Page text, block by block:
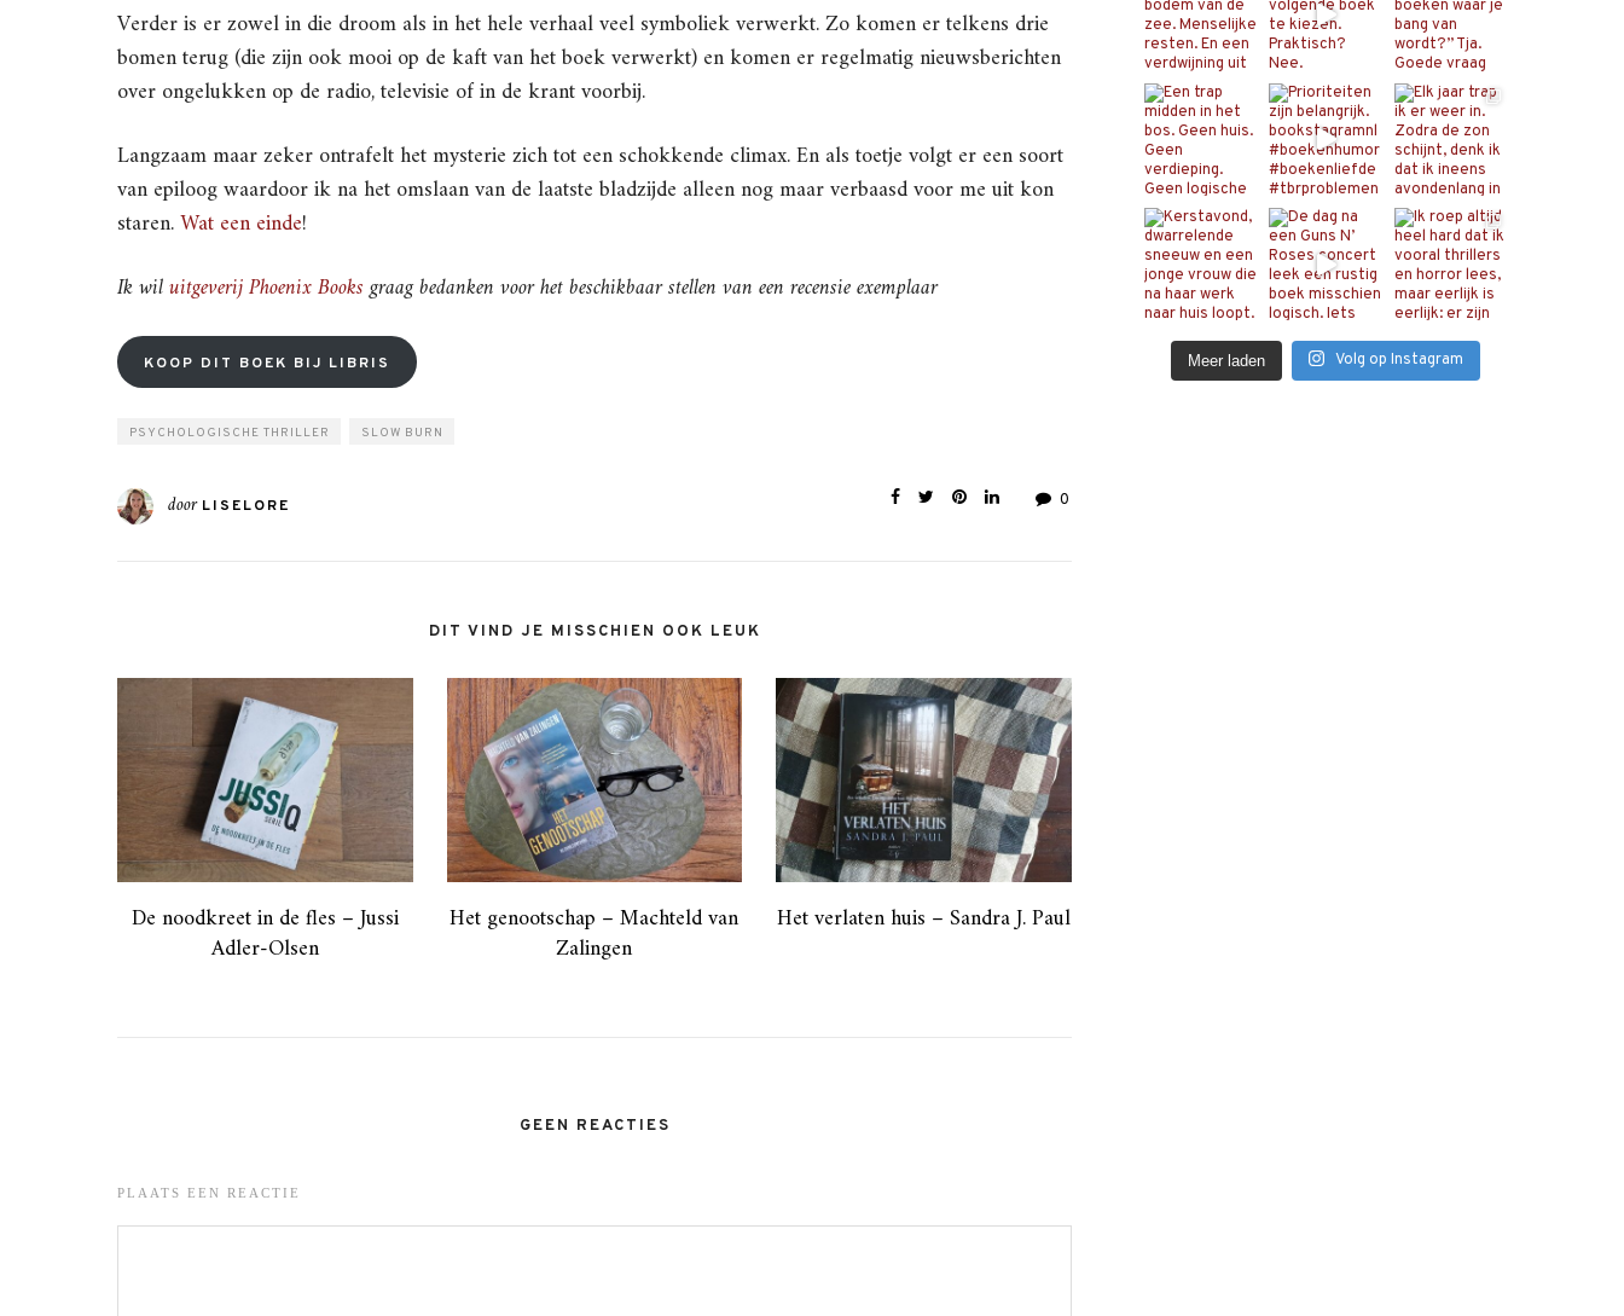
Verder is er zowel in die droom als in het hele verhaal veel symboliek verwerkt. Zo komen er telkens drie
bomen terug (die zijn ook mooi op de kaft van het boek verwerkt) en komen er regelmatig nieuwsberichten
over ongelukken op de radio, televisie of in de krant voorbij.
Langzaam maar zeker ontrafelt het mysterie zich tot een schokkende climax. En als toetje volgt er een soort
van epiloog waardoor ik na het omslaan van de laatste bladzijde alleen nog maar verbaasd voor me uit kon
staren.Wat een einde!
Ik wiluitgeverij Phoenix Booksgraag bedanken voor het beschikbaar stellen van een recensie exemplaar
KOOP DIT BOEK BIJ LIBRIS
PSYCHOLOGISCHE THRILLER SLOW BURN
door LISELORE 0
DIT VIND JE MISSCHIEN OOK LEUK
De noodkreet in de fles – Jussi
Adler-Olsen
Het genootschap – Machteld van
Zalingen
Het verlaten huis – Sandra J. Paul
GEEN REACTIES
PLAATS EEN REACTIE
Meer laden Volg op Instagram